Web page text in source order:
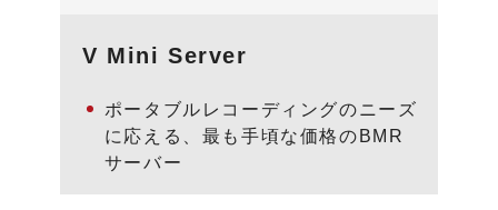
V Mini Server
ポータブルレコーディングのニーズ
に応える、最も手頃な価格のBMR
サーバー